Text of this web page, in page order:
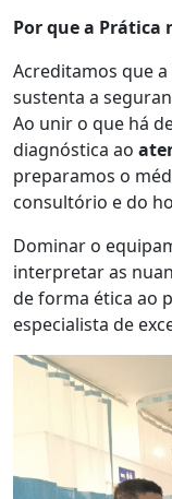
Por que a Prática
Acreditamos que a
sustenta a
Ao unir o que há
diagnóstica ao
preparamos o
consultório e do
Dominar o
interpretar as
de forma ética ao
especialista de